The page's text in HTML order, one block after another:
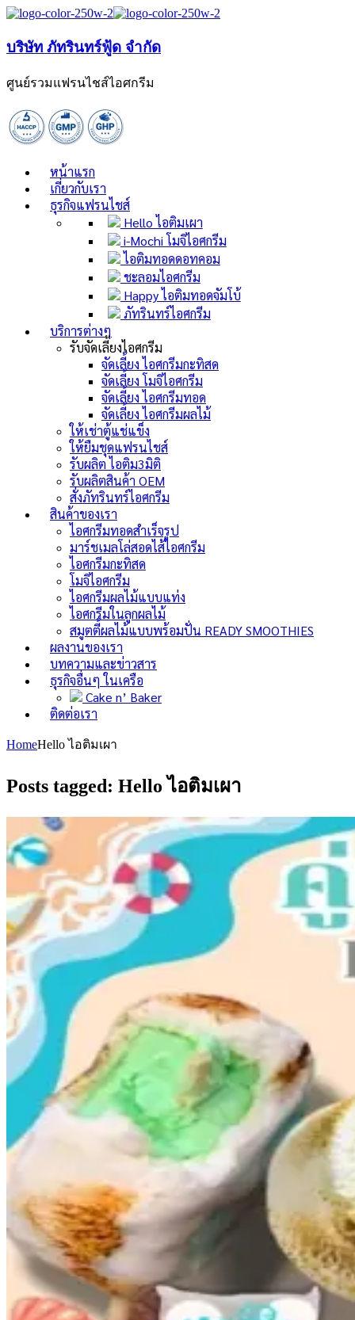
บริษัท ภัทรินทร์ฟู้ด จำกัด
ศูนย์รวมแฟรนไชส์ไอศกรีม
หน้าแรก
เกี่ยวกับเรา
ธุรกิจแฟรนไชส์
Hello ไอติมเผา
i-Mochi โมจิไอศกรีม
ไอติมทอดดอทคอม
ชะลอมไอศกรีม
Happy ไอติมทอดจัมโบ้
ภัทรินทร์ไอศกรีม
บริการต่างๆ
รับจัดเลี้ยงไอศกรีม
จัดเลี้ยง ไอศกรีมกะทิสด
จัดเลี้ยง โมจิไอศกรีม
จัดเลี้ยง ไอศกรีมทอด
จัดเลี้ยง ไอศกรีมผลไม้
ให้เช่าตู้แช่แข็ง
ให้ยืมชุดแฟรนไชส์
รับผลิต ไอติม3มิติ
รับผลิตสินค้า OEM
สั่งภัทรินทร์ไอศกรีม
สินค้าของเรา
ไอศกรีมทอดสำเร็จรูป
มาร์ชเมลโล่สอดไส้ไอศกรีม
ไอศกรีมกะทิสด
โมจิไอศกรีม
ไอศกรีมผลไม้แบบแท่ง
ไอศกรีมในลูกผลไม้
สมูตตี้ผลไม้แบบพร้อมปั่น READY SMOOTHIES
ผลงานของเรา
บทความและข่าวสาร
ธุรกิจอื่นๆ ในเครือ
Cake n’ Baker
ติดต่อเรา
HomeHello ไอติมเผา
Posts tagged: Hello ไอติมเผา